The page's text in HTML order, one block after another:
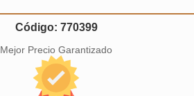
Código: 770399
Mejor Precio Garantizado